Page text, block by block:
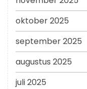
oktober 2025
september 2025
augustus 2025
juli 2025